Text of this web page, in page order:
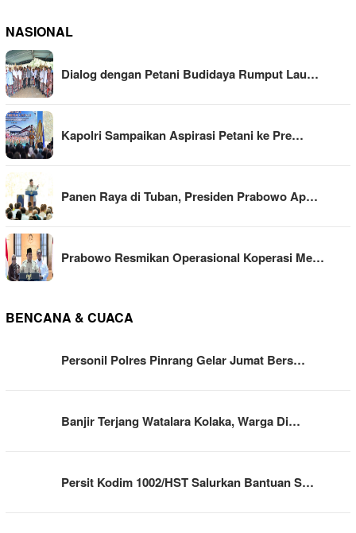
NASIONAL
Dialog dengan Petani Budidaya Rumput Lau…
Kapolri Sampaikan Aspirasi Petani ke Pre…
Panen Raya di Tuban, Presiden Prabowo Ap…
Prabowo Resmikan Operasional Koperasi Me…
BENCANA & CUACA
Personil Polres Pinrang Gelar Jumat Bers…
Banjir Terjang Watalara Kolaka, Warga Di…
Persit Kodim 1002/HST Salurkan Bantuan S…